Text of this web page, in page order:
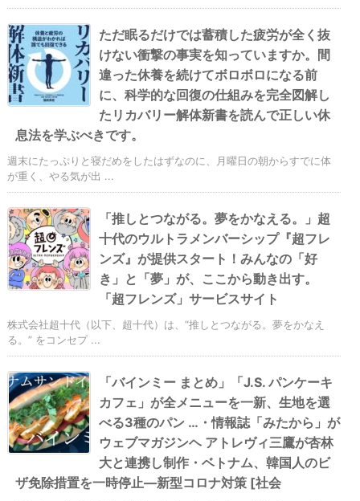
ただ眠るだけでは蓄積した疲労が全く抜
けない衝撃の事実を知っていますか。間
違った休養を続けてボロボロになる前
に、科学的な回復の仕組みを完全図解し
たリカバリー解体新書を読んで正しい休
息法を学ぶべきです。
週末にたっぷりと寝だめをしたはずなのに、月曜日の朝からすでに体
が重く、やる気が出 ...
「推しとつながる。夢をかなえる。」超
十代のウルトラメンバーシップ『超フレ
ンズ』が提供スタート！みんなの「好
き」と「夢」が、ここから動き出す。
「超フレンズ」サービスサイト
株式会社超十代（以下、超十代）は、“推しとつながる。夢をかなえ
る。” をコンセプ ...
「バインミー まとめ」「J.S. パンケーキ
カフェ」が全メニューを一新、生地を選
べる3種のパン …・情報誌「みたから」が
ウェブマガジンヘ アトレヴィ三鷹が杏林
大と連携し制作・ベトナム、韓国人のビ
ザ免除措置を一時停止―新型コロナ対策 [社会